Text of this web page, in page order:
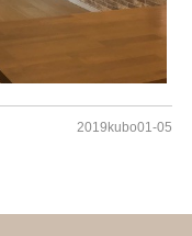
2019kubo01-05